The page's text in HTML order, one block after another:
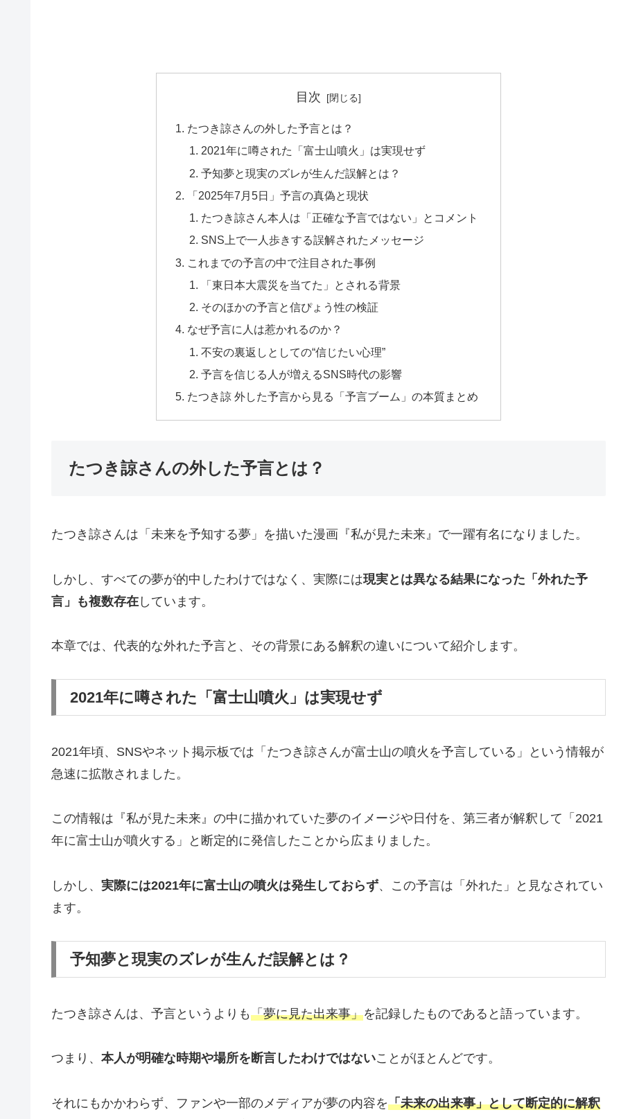
目次
たつき諒さんの外した予言とは？
2021年に噂された「富士山噴火」は実現せず
予知夢と現実のズレが生んだ誤解とは？
「2025年7月5日」予言の真偽と現状
たつき諒さん本人は「正確な予言ではない」とコメント
SNS上で一人歩きする誤解されたメッセージ
これまでの予言の中で注目された事例
「東日本大震災を当てた」とされる背景
そのほかの予言と信ぴょう性の検証
なぜ予言に人は惹かれるのか？
不安の裏返しとしての“信じたい心理”
予言を信じる人が増えるSNS時代の影響
たつき諒 外した予言から見る「予言ブーム」の本質まとめ
たつき諒さんの外した予言とは？
たつき諒さんは「未来を予知する夢」を描いた漫画『私が見た未来』で一躍有名になりました。
しかし、すべての夢が的中したわけではなく、実際には現実とは異なる結果になった「外れた予
言」も複数存在 しています。
本章では、代表的な外れた予言と、その背景にある解釈の違いについて紹介します。
2021年に噂された「富士山噴火」は実現せず
2021年頃、SNSやネット掲示板では「たつき諒さんが富士山の噴火を予言している」という情報が
急速に拡散されました。
この情報は『私が見た未来』の中に描かれていた夢のイメージや日付を、第三者が解釈して「2021
年に富士山が噴火する」と断定的に発信したことから広まりました。
しかし、 実際には2021年に富士山の噴火は発生しておらず、この予言は「外れた」と見なされてい
ます。
予知夢と現実のズレが生んだ誤解とは？
たつき諒さんは、予言というよりも「夢に見た出来事」を記録したものであると語っています。
つまり、 本人が明確な時期や場所を断言したわけではないことがほとんどです。
それにもかかわらず、ファンや一部のメディアが夢の内容を「未来の出来事」として断定的に解釈